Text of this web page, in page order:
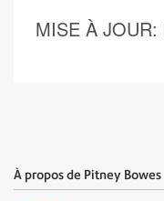
MISE À JOUR:
À propos de Pitney Bowes